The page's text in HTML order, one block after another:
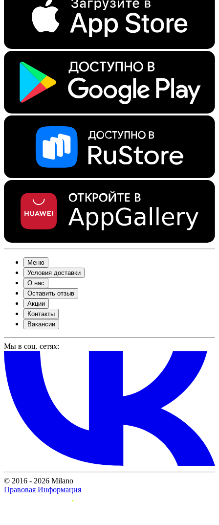
Меню
Условия доставки
О нас
Оставить отзыв
Акции
Контакты
Вакансии
Мы в соц. сетях:
© 2016 - 2026 Milano
Правовая Информация